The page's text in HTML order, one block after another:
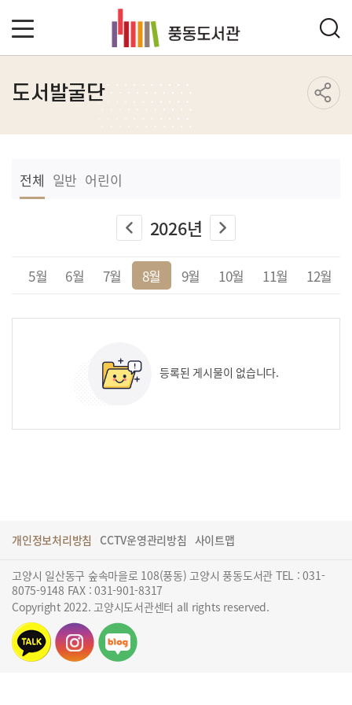
도서발굴단
전체 일반 어린이
2026년
5월 6월 7월 8월 9월 10월 11월 12월
등록된 게시물이 없습니다.
개인정보처리방침 CCTV운영관리방침 사이트맵
고양시 일산동구 숲속마을로 108(풍동) 고양시 풍동도서관 TEL : 031-
8075-9148 FAX : 031-901-8317
Copyright 2022. 고양시도서관센터 all rights reserved.